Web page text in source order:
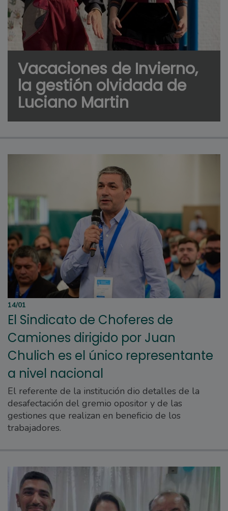
Vacaciones de Invierno,
la gestión olvidada de
Luciano Martin
14/01
El Sindicato de Choferes de
Camiones dirigido por Juan
Chulich es el único representante
a nivel nacional
El referente de la institución dio detalles de la
desafectación del gremio opositor y de las
gestiones que realizan en beneficio de los
trabajadores.